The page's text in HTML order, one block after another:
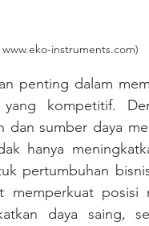
instruments.com)
kompetitif.
dan sumber daya
hanya
pertumbuhan
memperkuat posisi
daya saing,